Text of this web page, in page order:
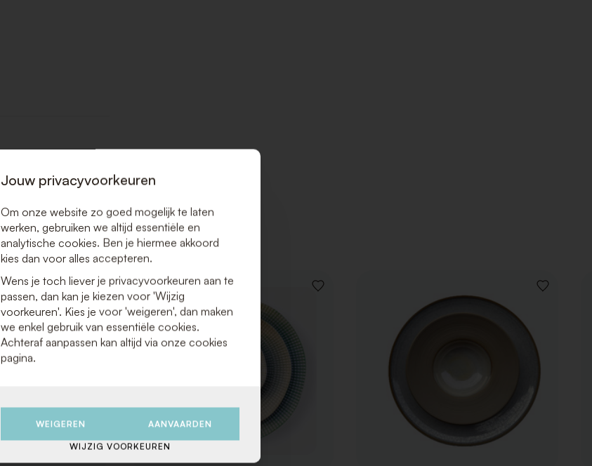
VOEG
TOE
AAN
VERLANGLIJST
VOEG
VOEG
Jouw privacyvoorkeuren
Om onze website zo goed mogelijk te laten
werken, gebruiken we altijd essentiële en
analytische cookies. Ben je hiermee akkoord
kies dan voor alles accepteren.
Wens je toch liever je privacyvoorkeuren aan te
passen, dan kan je kiezen voor 'Wijzig
voorkeuren'. Kies je voor 'weigeren', dan maken
we enkel gebruik van essentiële cookies.
Achteraf aanpassen kan altijd via onze cookies
pagina.
WEIGEREN AANVAARDEN
WIJZIG VOORKEUREN